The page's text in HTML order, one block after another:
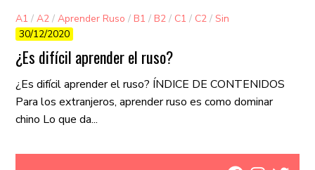
A1 /A2 /Aprender Ruso /B1 /B2 / C1 / C2 /Sin
categorizar
30/12/2020
¿Es difícil aprender el ruso?
¿Es difícil aprender el ruso? ÍNDICE DE CONTENIDOS
Para los extranjeros, aprender ruso es como dominar
chino Lo que da...